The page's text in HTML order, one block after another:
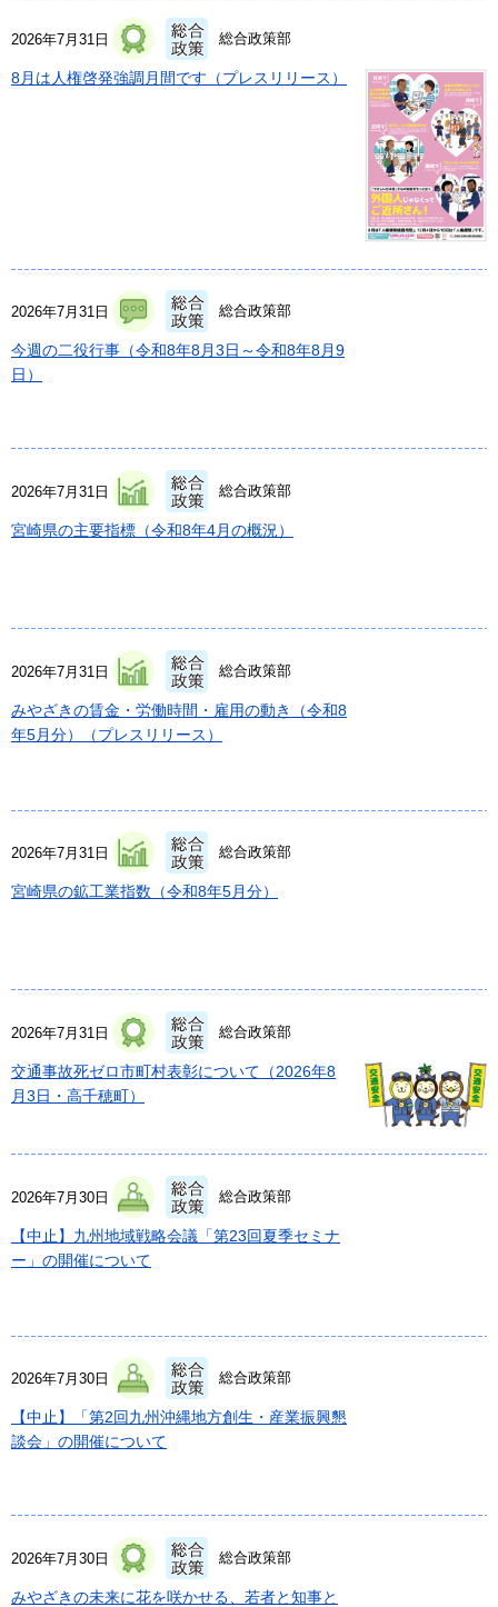
2026年7月31日 総合政策部
8月は人権啓発強調月間です（プレスリリース）
2026年7月31日 総合政策部
今週の二役行事（令和8年8月3日～令和8年8月9
日）
2026年7月31日 総合政策部
宮崎県の主要指標（令和8年4月の概況）
2026年7月31日 総合政策部
みやざきの賃金・労働時間・雇用の動き（令和8
年5月分）（プレスリリース）
2026年7月31日 総合政策部
宮崎県の鉱工業指数（令和8年5月分）
2026年7月31日 総合政策部
交通事故死ゼロ市町村表彰について（2026年8
月3日・高千穂町）
2026年7月30日 総合政策部
【中止】九州地域戦略会議「第23回夏季セミナ
ー」の開催について
2026年7月30日 総合政策部
【中止】「第2回九州沖縄地方創生・産業振興懇
談会」の開催について
2026年7月30日 総合政策部
みやざきの未来に花を咲かせる、若者と知事と